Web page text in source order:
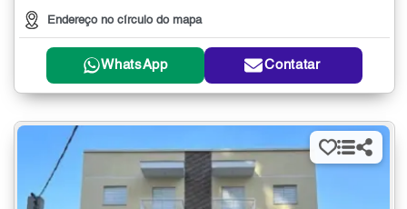
Endereço no círculo do mapa
WhatsApp Contatar